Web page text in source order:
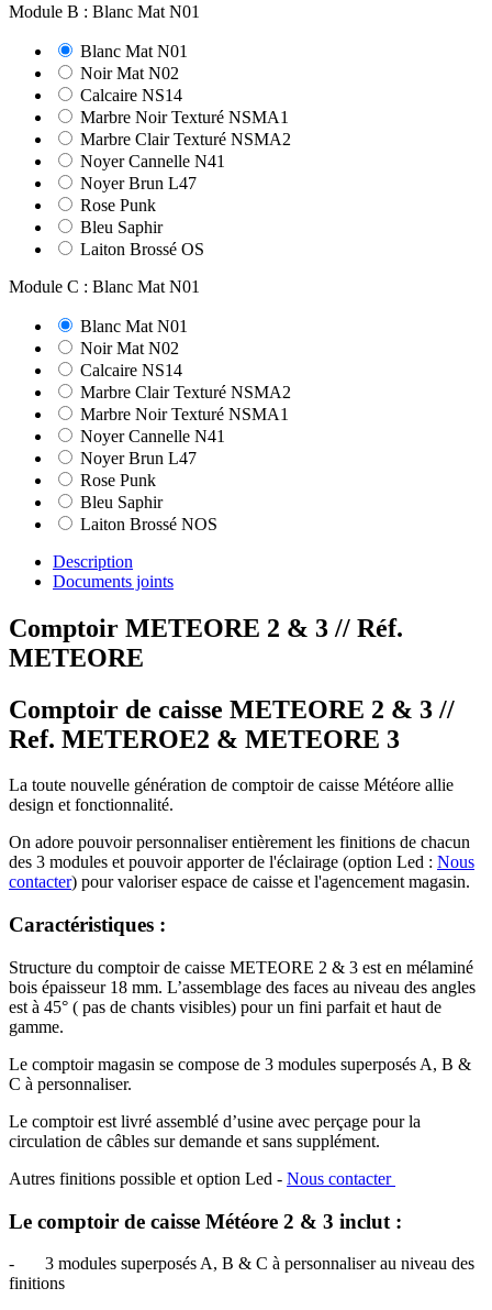
Module B : Blanc Mat N01
Blanc Mat N01
Noir Mat N02
Calcaire NS14
Marbre Noir Texturé NSMA1
Marbre Clair Texturé NSMA2
Noyer Cannelle N41
Noyer Brun L47
Rose Punk
Bleu Saphir
Laiton Brossé OS
Module C : Blanc Mat N01
Blanc Mat N01
Noir Mat N02
Calcaire NS14
Marbre Clair Texturé NSMA2
Marbre Noir Texturé NSMA1
Noyer Cannelle N41
Noyer Brun L47
Rose Punk
Bleu Saphir
Laiton Brossé NOS
Description
Documents joints
Comptoir METEORE 2 & 3 // Réf.
METEORE
Comptoir de caisse METEORE 2 & 3 //
Ref. METEROE2 & METEORE 3
La toute nouvelle génération de comptoir de caisse Météore allie
design et fonctionnalité.
On adore pouvoir personnaliser entièrement les finitions de chacun
des 3 modules et pouvoir apporter de l'éclairage (option Led : Nous
contacter) pour valoriser espace de caisse et l'agencement magasin.
Caractéristiques :
Structure du comptoir de caisse METEORE 2 & 3 est en mélaminé
bois épaisseur 18 mm. L’assemblage des faces au niveau des angles
est à 45° ( pas de chants visibles) pour un fini parfait et haut de
gamme.
Le comptoir magasin se compose de 3 modules superposés A, B &
C à personnaliser.
Le comptoir est livré assemblé d’usine avec perçage pour la
circulation de câbles sur demande et sans supplément.
Autres finitions possible et option Led - Nous contacter
Le comptoir de caisse Météore 2 & 3 inclut :
- 3 modules superposés A, B & C à personnaliser au niveau des
finitions